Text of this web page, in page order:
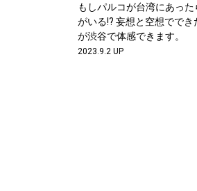
もしパルコが台湾にあっ
がいる!? 妄想と空想ででき
が渋谷で体感できます。
2023.9.2 UP